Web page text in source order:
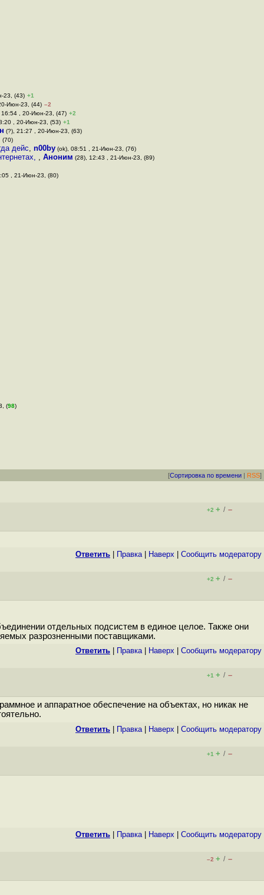
23, (43) +1
Июн-23, (44) –2
, 20-Июн-23, (47) +2
, 20-Июн-23, (53) +1
(?), 21:27 , 20-Июн-23, (63)
(70)
дейс, n00by (ok), 08:51 , 21-Июн-23, (76)
, Аноним (28), 12:43 , 21-Июн-23, (89)
, 21-Июн-23, (80)
(98)
[Сортировка по времени | RSS]
+2 + / –
Ответить Правка| Наверх Cообщить модератору
+2 + / –
отдельных подсистем в единое целое. Также они
разрозненными поставщиками.
Ответить Правка| Наверх Cообщить модератору
+1 + / –
и аппаратное обеспечение на объектах, но никак не
Ответить Правка| Наверх Cообщить модератору
+1 + / –
Ответить Правка| Наверх Cообщить модератору
–2 + / –